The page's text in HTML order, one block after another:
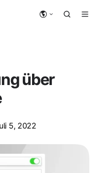
über
5, 2022